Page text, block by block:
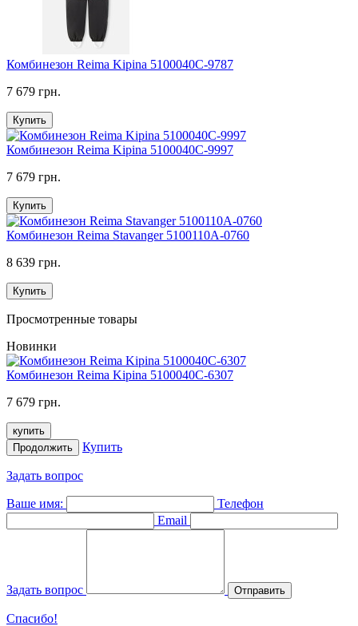
Комбинезон Reima Kipina 5100040C-9787
7 679 грн.
Купить
Комбинезон Reima Kipina 5100040C-9997
7 679 грн.
Купить
Комбинезон Reima Stavanger 5100110A-0760
8 639 грн.
Купить
Просмотренные товары
Новинки
Комбинезон Reima Kipina 5100040C-6307
7 679 грн.
купить
Продолжить
Купить
Задать вопрос
Ваше имя:
Телефон
Email
Задать вопрос Отправить
Спасибо!